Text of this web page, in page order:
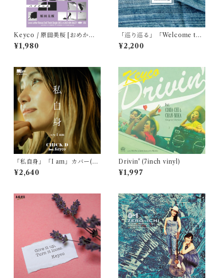
Keyco / 原田美桜 [おめかし
はやめて / ハイヒール] (7inch
vinyl)
¥1,980
「巡り巡る」「Welcome to
my love」(7inch vinyl) spec
ial edition
¥2,200
「私自身」「I am」カバー(7i
nch vinyl)
¥2,640
Drivin' (7inch vinyl)
¥1,997